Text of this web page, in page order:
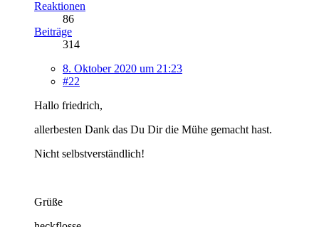
Reaktionen
86
Beiträge
314
8. Oktober 2020 um 21:23
#22
Hallo friedrich,
allerbesten Dank das Du Dir die Mühe gemacht hast.
Nicht selbstverständlich!
Grüße